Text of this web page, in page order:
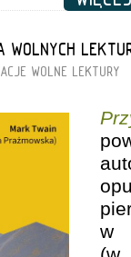
WOLNYCH
WOLNE LEKTURY
w